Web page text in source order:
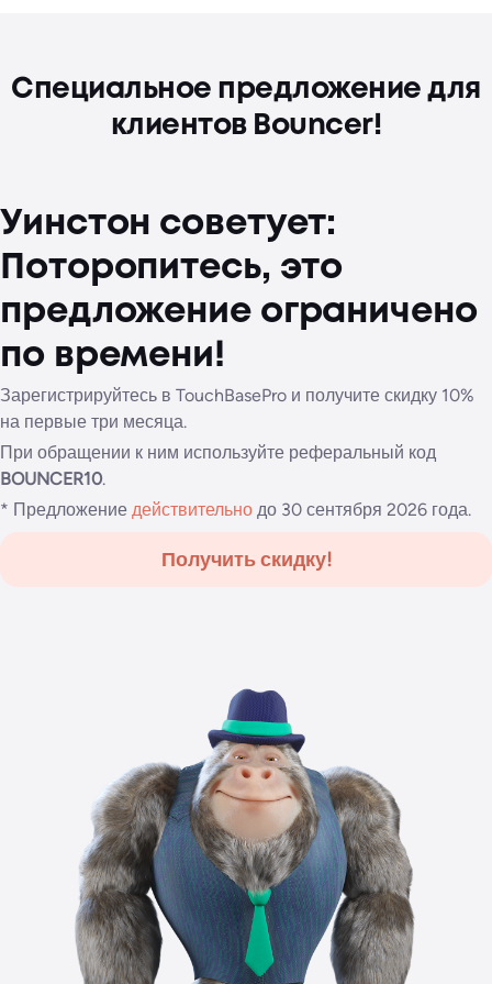
Специальное предложение для
клиентов Bouncer!
Уинстон советует:
Поторопитесь, это
предложение ограничено
по времени!
Зарегистрируйтесь в TouchBasePro и получите скидку 10%
на первые три месяца.
При обращении к ним используйте реферальный код
BOUNCER10.
* Предложение действительно до 30 сентября 2026 года.
Получить скидку!